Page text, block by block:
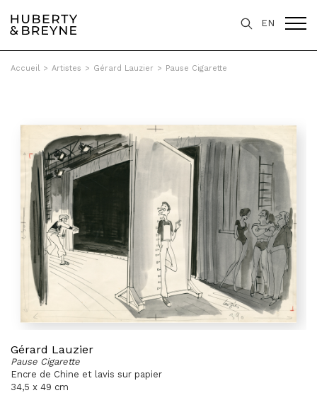
EN
Accueil > Artistes > Gérard Lauzier > Pause Cigarette
Gérard Lauzier
Pause Cigarette
Encre de Chine et lavis sur papier
34,5 x 49 cm